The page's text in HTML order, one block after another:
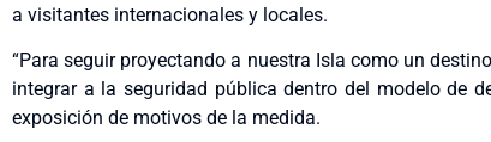
a visitantes internacionales y locales.
“Para seguir proyectando a nuestra Isla como un
integrar a la seguridad pública dentro del modelo de
exposición de motivos de la medida.